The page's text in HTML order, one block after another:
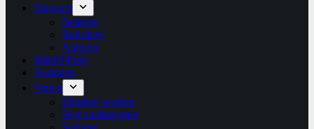
Magazin
Beiträge
Rubriken
Autoren
1bis19-Preis
Aktionen
Verein
Mitglied werden
Regionalgruppen